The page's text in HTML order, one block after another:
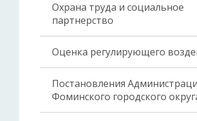
Охрана труда и социальное
партнерство
Оценка регулирующего
Постановления
Фоминского городского